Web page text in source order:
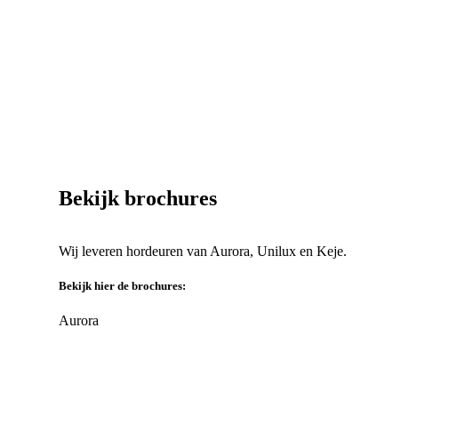
Bekijk brochures
Wij leveren hordeuren van Aurora, Unilux en Keje.
Bekijk hier de brochures:
Aurora